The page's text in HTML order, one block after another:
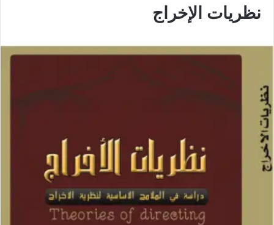
نظريات الإخراج